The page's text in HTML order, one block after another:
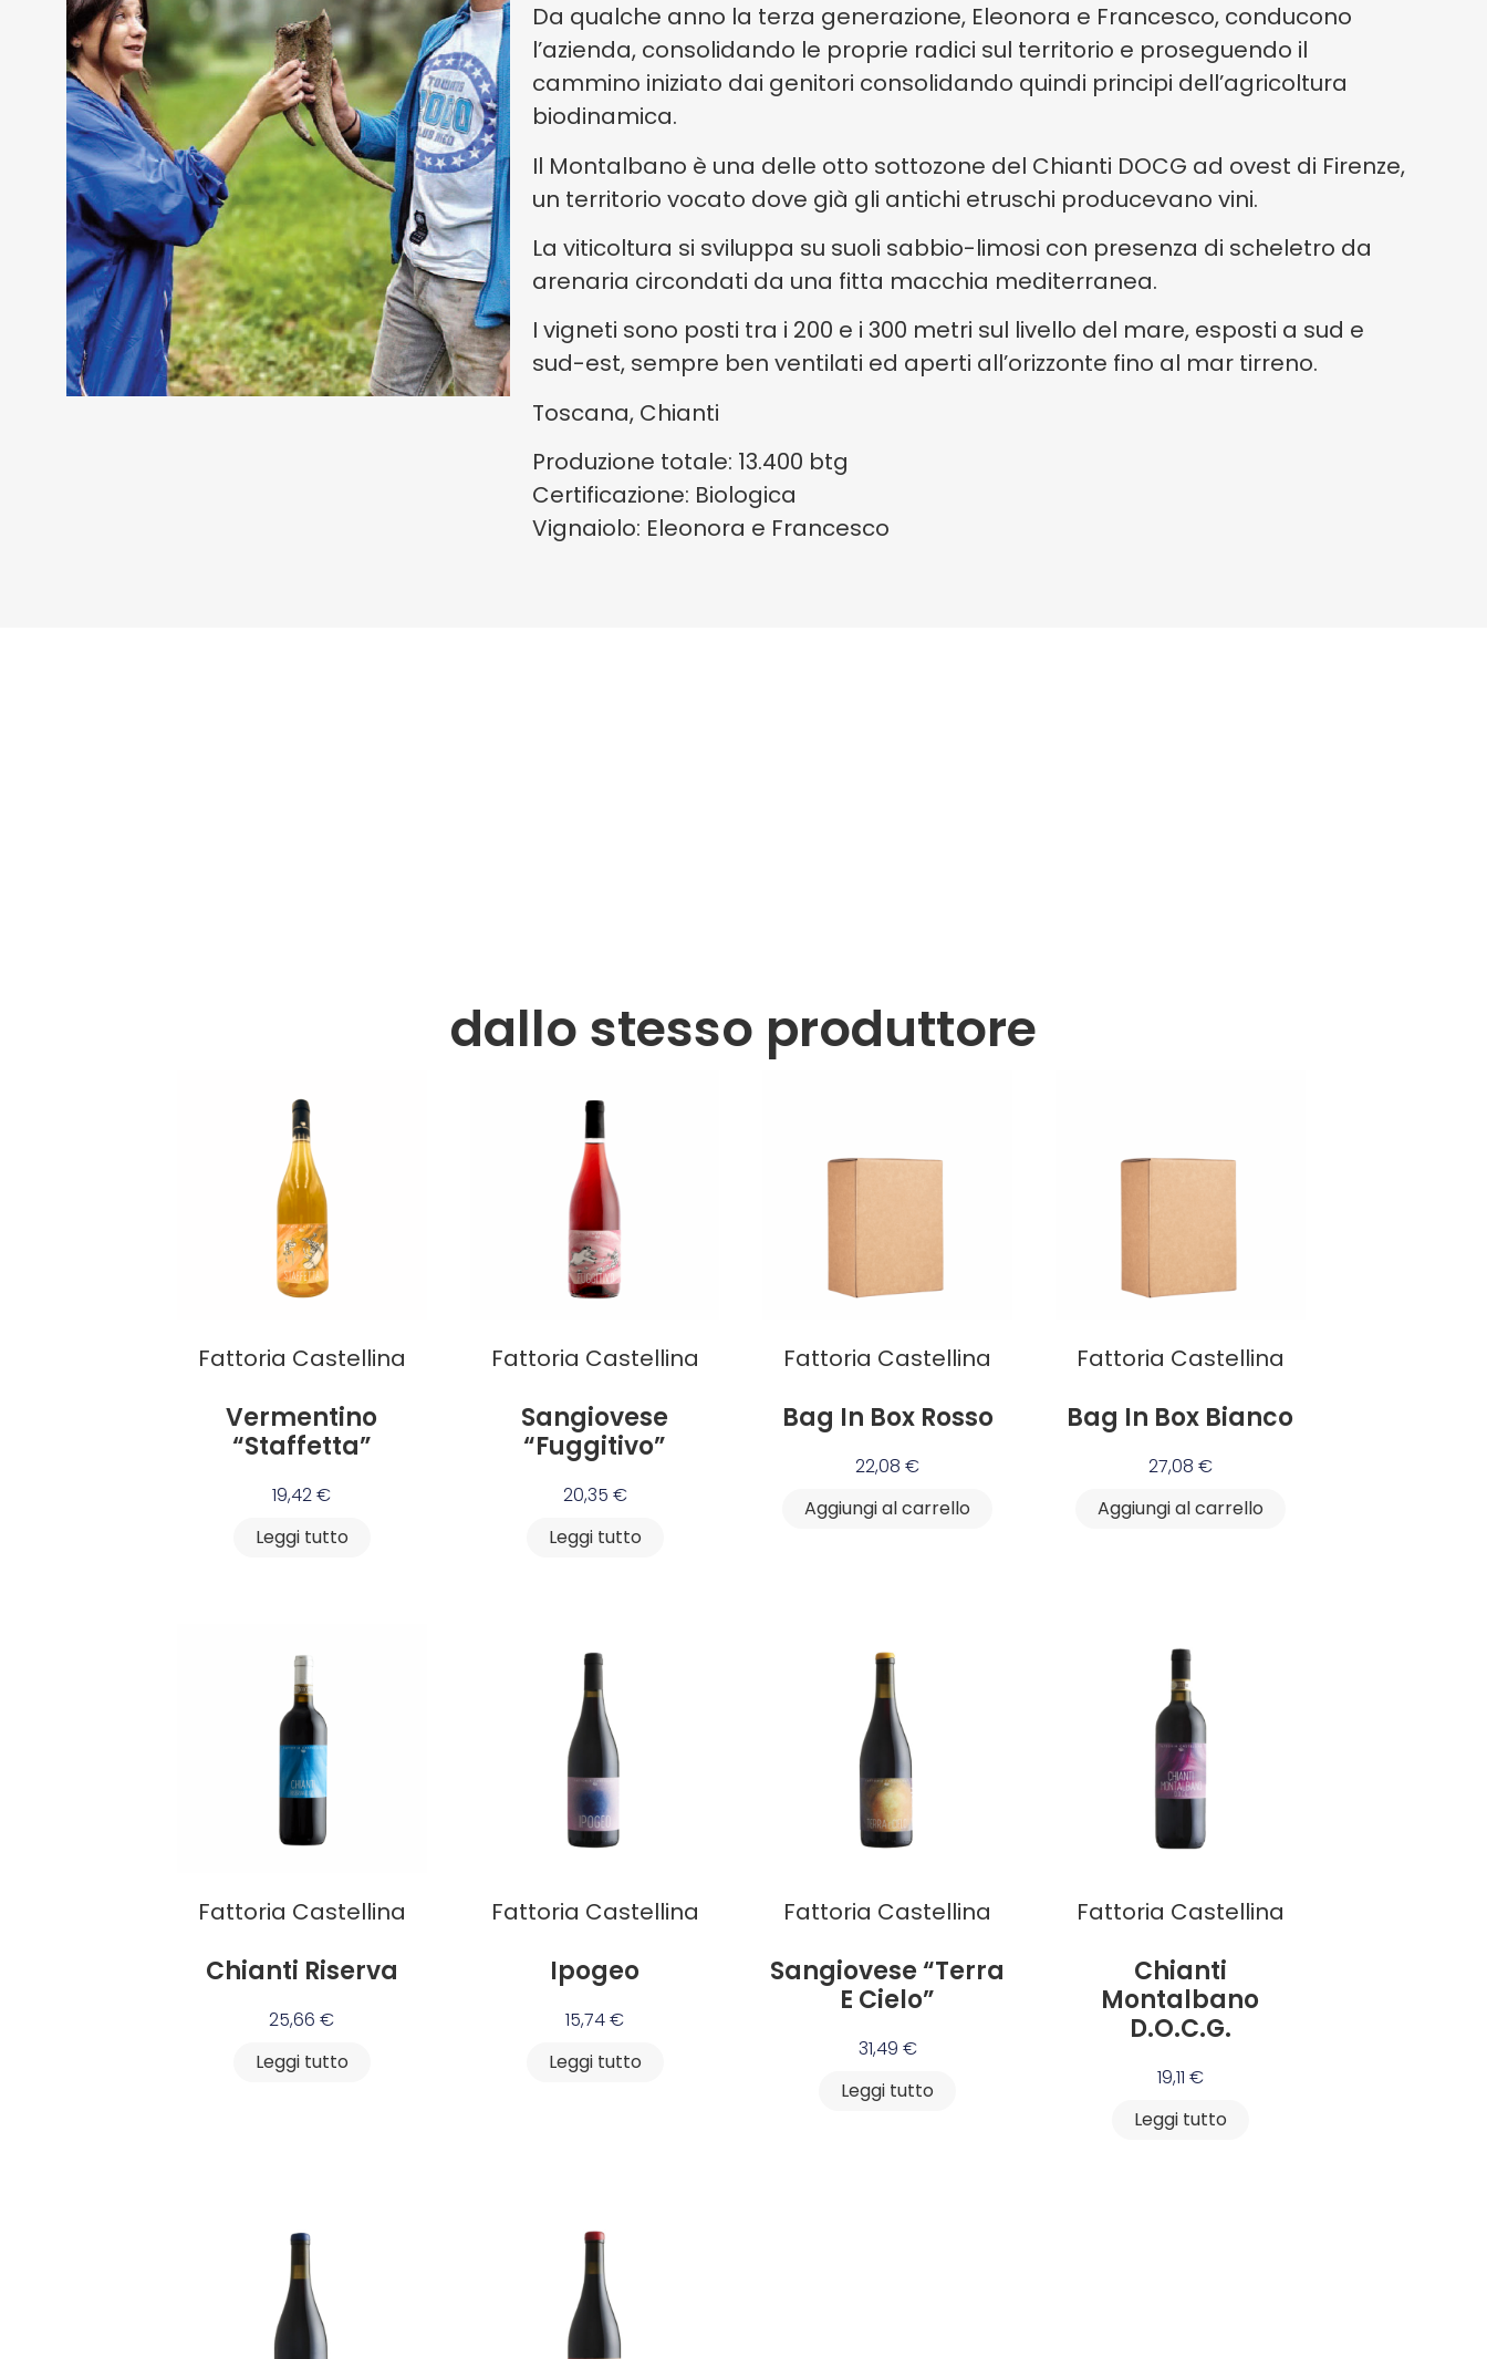
Da qualche anno la terza generazione, Eleonora e Francesco, conducono
l’azienda, consolidando le proprie radici sul territorio e proseguendo il
cammino iniziato dai genitori consolidando quindi principi dell’agricoltura
biodinamica.
Il Montalbano è una delle otto sottozone del Chianti DOCG ad ovest di Firenze,
un territorio vocato dove già gli antichi etruschi producevano vini.
La viticoltura si sviluppa su suoli sabbio-limosi con presenza di scheletro da
arenaria circondati da una fitta macchia mediterranea.
I vigneti sono posti tra i 200 e i 300 metri sul livello del mare, esposti a sud e
sud-est, sempre ben ventilati ed aperti all’orizzonte fino al mar tirreno.
Toscana, Chianti
Produzione totale: 13.400 btg
Certificazione: Biologica
Vignaiolo: Eleonora e Francesco
dallo stesso produttore
Fattoria Castellina
Vermentino
“Staffetta”
19,42€
Leggi tutto
Fattoria Castellina
Sangiovese
“Fuggitivo”
20,35 €
Leggi tutto
Fattoria Castellina
Bag In Box Rosso
22,08€
Aggiungi al carrello
Fattoria Castellina
Bag In Box Bianco
27,08 €
Aggiungi al carrello
Fattoria Castellina
Chianti Riserva
25,66€
Leggi tutto
Fattoria Castellina
Ipogeo
15,74€
Leggi tutto
Fattoria Castellina
Sangiovese “Terra
E Cielo”
31,49 €
Leggi tutto
Fattoria Castellina
Chianti
Montalbano
D.O.C.G.
19,11 €
Leggi tutto